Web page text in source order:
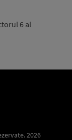
6 al
2026